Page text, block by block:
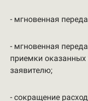
- мгновенная
- мгновенная
приемки оказанных
заявителю;
- сокращение